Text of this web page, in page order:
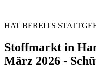
HAT BEREITS
Stoffmarkt in
März 2026 -